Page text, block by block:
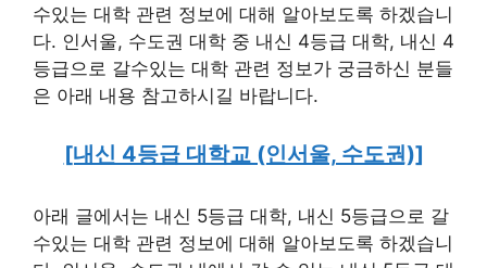
수있는 대학 관련 정보에 대해 알아보도록 하겠습니
다. 인서울, 수도권 대학 중 내신 4등급 대학, 내신 4
등급으로 갈수있는 대학 관련 정보가 궁금하신 분들
은 아래 내용 참고하시길 바랍니다.
[내신 4등급 대학교 (인서울, 수도권)]
아래 글에서는 내신 5등급 대학, 내신 5등급으로 갈
수있는 대학 관련 정보에 대해 알아보도록 하겠습니